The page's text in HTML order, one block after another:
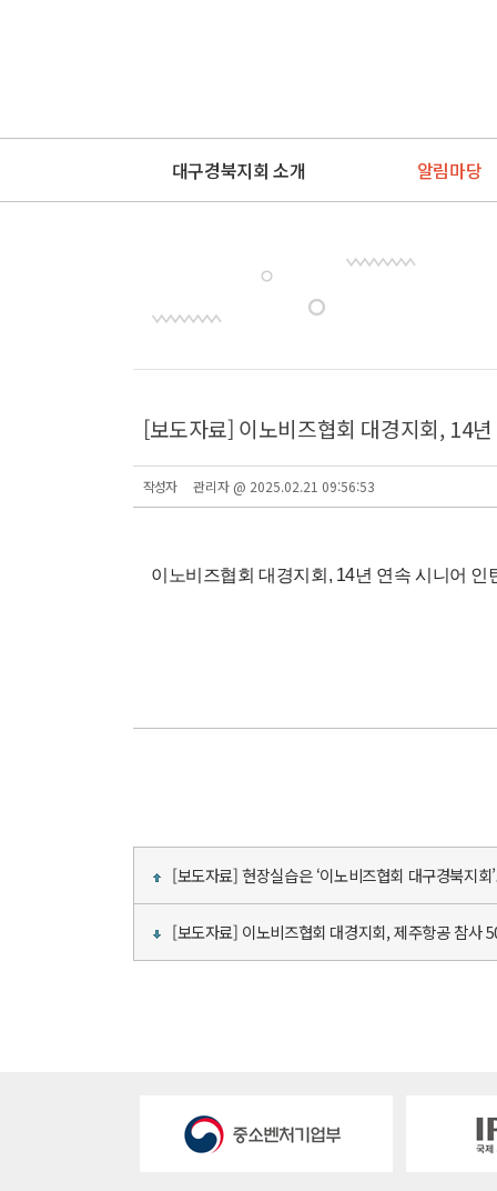
대구경북지회 소개 알림마당
[보도자료] 이노비즈협회 대경지회, 14
작성자 관리자 @ 2025.02.21 09:56:53
이노비즈협회 대경지회, 14년 연속 시니어
[보도자료] 현장실습은 ‘이노비즈협회 대구경북지회
[보도자료] 이노비즈협회 대경지회, 제주항공 참사